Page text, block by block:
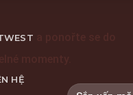
HỆ